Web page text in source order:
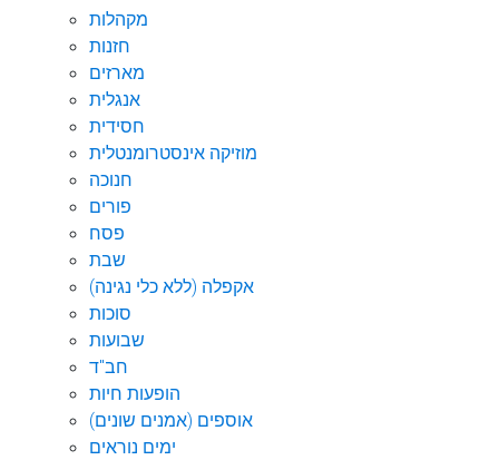
מקהלות
חזנות
מארזים
אנגלית
חסידית
מוזיקה אינסטרומנטלית
חנוכה
פורים
פסח
שבת
אקפלה (ללא כלי נגינה)
סוכות
שבועות
חב"ד
הופעות חיות
אוספים (אמנים שונים)
ימים נוראים